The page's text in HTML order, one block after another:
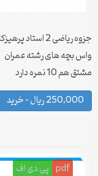
جزوه ریاضی 2 استاد پرهیزکار
واس بچه های رشته عمران
مشتق هم 10 نمره دارد
250,000 ریال – خرید
pdf پی دی اف